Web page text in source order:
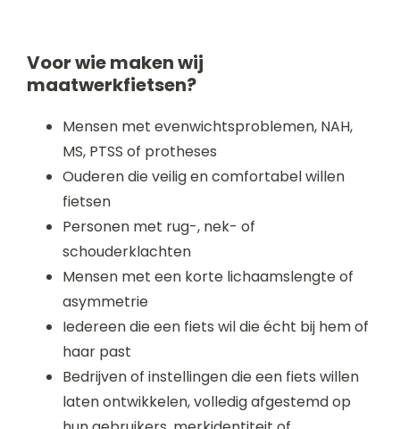
Voor wie maken wij
maatwerkfietsen?
Mensen met evenwichtsproblemen, NAH,
MS, PTSS of protheses
Ouderen die veilig en comfortabel willen
fietsen
Personen met rug-, nek- of
schouderklachten
Mensen met een korte lichaamslengte of
asymmetrie
Iedereen die een fiets wil die écht bij hem of
haar past
Bedrijven of instellingen die een fiets willen
laten ontwikkelen, volledig afgestemd op